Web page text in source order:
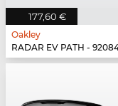
177,60 €
Oakley
RADAR EV PATH -